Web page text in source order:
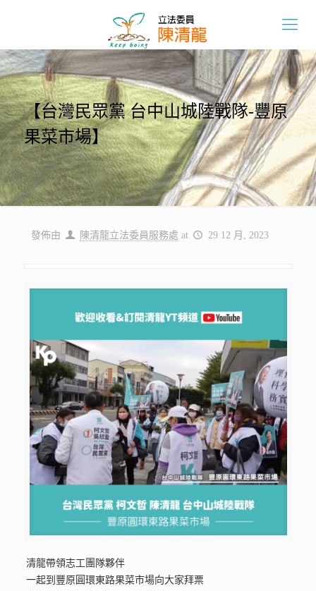
【台灣民眾黨 台中山城陸戰隊-豐原
果菜市場】
發佈由 陳清龍立法委員服務處 at 29 12 月, 2023
清龍帶領志工團隊夥伴
一起到豐原圓環東路果菜市場向大家拜票